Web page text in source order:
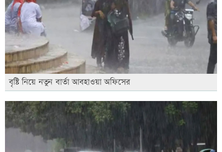
বৃষ্টি নিয়ে নতুন বার্তা আবহাওয়া অফিসের